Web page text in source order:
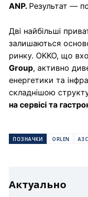
ANP. Результат —
Дві найбільші
залишаються
ринку. OKKO, що
Group, активно
енергетики та
складнішою
на сервісі та
ПОЗНАЧКИ ORLEN АЗС
Актуально